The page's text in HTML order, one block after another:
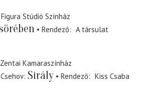
Figura Stúdió Színház
Rendező
A társulat
Zentai Kamaraszínház
Sirály Rendező
Kiss Csaba